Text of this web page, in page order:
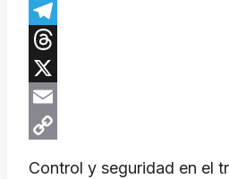
Facebook
Telegram
Threads
X
Email
Control y seguridad en el